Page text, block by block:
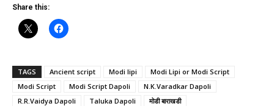
Share this:
TAGS Ancient script Modi lipi
Modi Lipi or Modi Script
Modi Script
Modi Script Dapoli
N.K.Varadkar Dapoli
R.R.Vaidya Dapoli
Taluka Dapoli मोडी बाराखडी